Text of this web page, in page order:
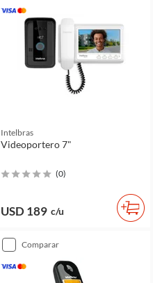
Intelbras
Videoportero 7"
(0)
USD 189 c/u
comparar